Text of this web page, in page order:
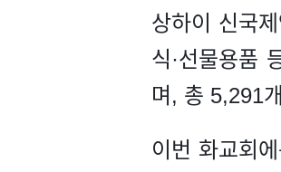
상하이 신국
식·선물용품
며, 총 5,291
이번 화교회